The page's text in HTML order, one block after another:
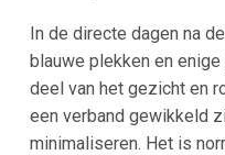
In de directe dagen na
blauwe plekken en
deel van het gezicht en
een verband gewikkeld
minimaliseren. Het is